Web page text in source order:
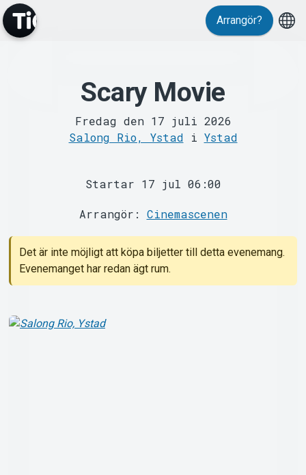
MyTickster
Support
Om Tickster
Arrangör?
Scary Movie
Fredag den 17 juli 2026
Salong Rio, Ystad i Ystad
Startar 17 jul 06:00
Arrangör: Cinemascenen
Det är inte möjligt att köpa biljetter till detta evenemang.
Evenemanget har redan ägt rum.